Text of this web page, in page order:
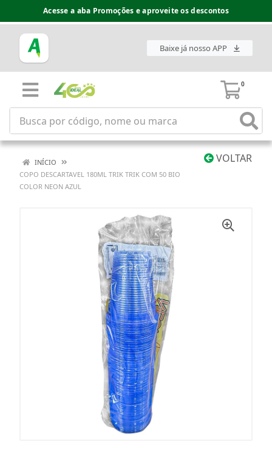
Acesse a aba Promoções e aproveite os descontos
Baixe já nosso APP
0
VOLTAR
INÍCIO
COPO DESCARTAVEL 180ML TRIK TRIK COM 50 BIO
COLOR NEON AZUL